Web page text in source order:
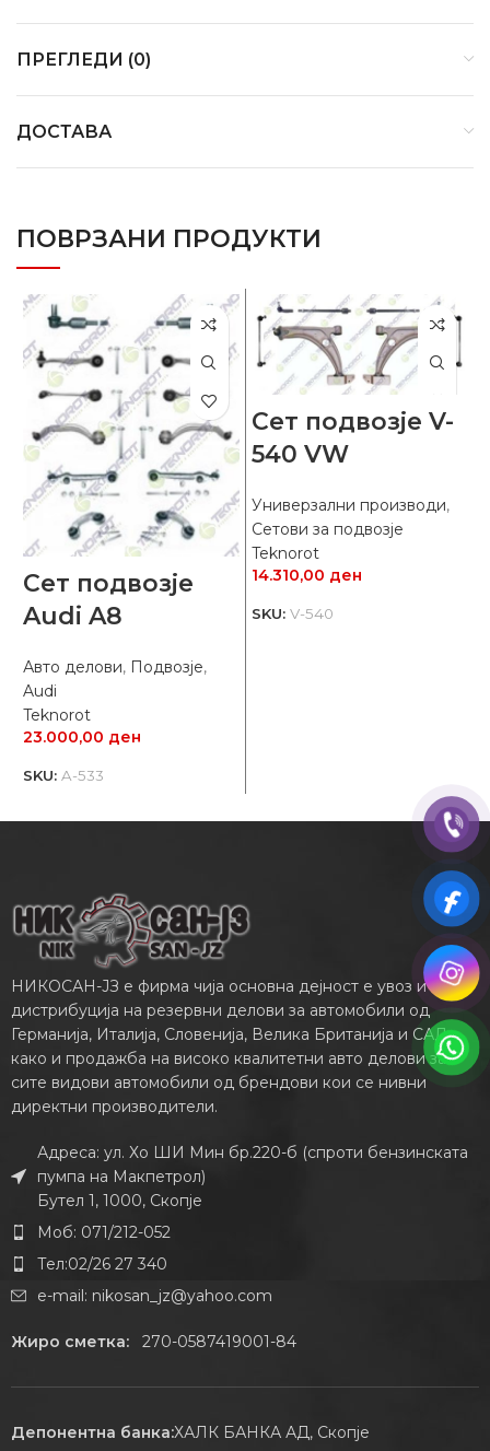
ПРЕГЛЕДИ (0)
ДОСТАВА
ПОВРЗАНИ ПРОДУКТИ
Сет подвозје
Audi A8
Авто делови, Подвозје,
Audi
Teknorot
23.000,00 ден
SKU: A-533
Сет подвозје V-
540 VW
Универзални производи,
Сетови за подвозје
Teknorot
14.310,00 ден
SKU: V-540
НИКОСАН-ЈЗ е фирма чија основна дејност е увоз и
дистрибуција на резервни делови за автомобили од
Германија, Италија, Словенија, Велика Британија и САД,
како и продажба на високо квалитетни авто делови за
сите видови автомобили од брендови кои се нивни
директни производители.
Адреса: ул. Хо ШИ Мин бр.220-б (спроти бензинската
пумпа на Макпетрол)
Бутел 1, 1000, Скопје
Моб: 071/212-052
Тел:02/26 27 340
e-mail: nikosan_jz@yahoo.com
Жиро сметка:270-0587419001-84
Депонентна банка:ХАЛК БАНКА АД, Скопје